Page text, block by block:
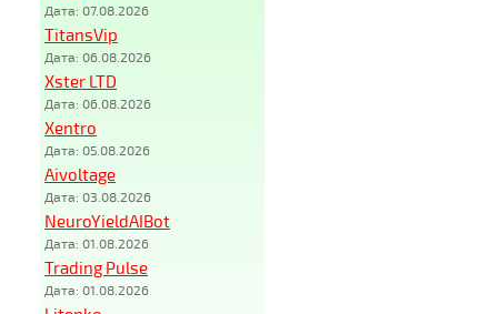
Дата: 07.08.2026
TitansVip
Дата: 06.08.2026
Xster LTD
Дата: 06.08.2026
Xentro
Дата: 05.08.2026
Aivoltage
Дата: 03.08.2026
NeuroYieldAIBot
Дата: 01.08.2026
Trading Pulse
Дата: 01.08.2026